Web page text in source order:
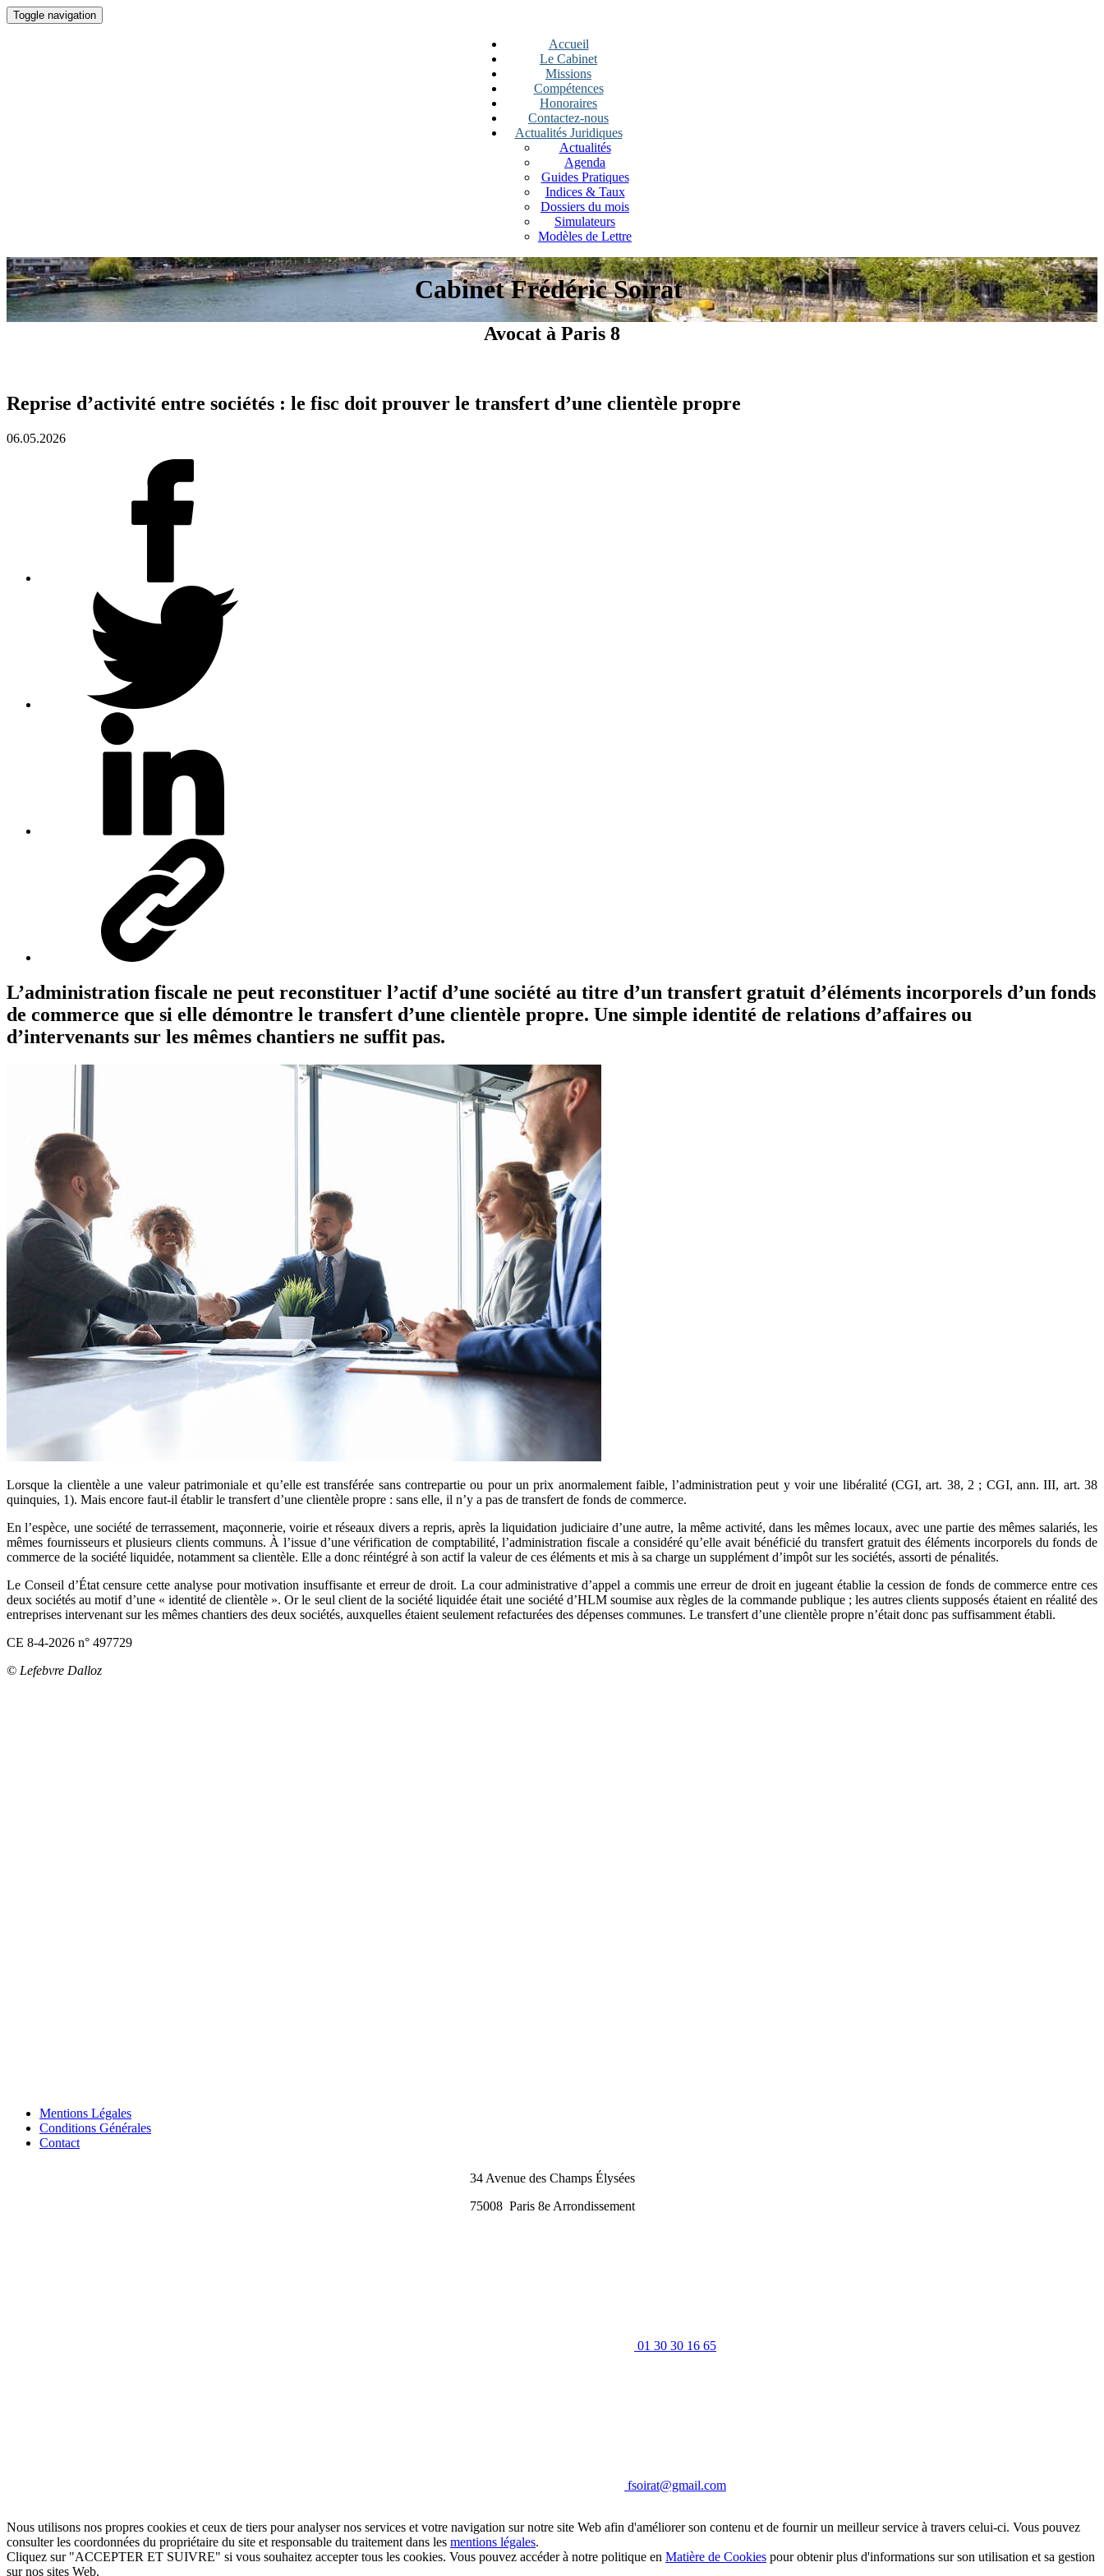
Toggle navigation
Accueil
Le Cabinet
Missions
Compétences
Honoraires
Contactez-nous
Actualités Juridiques
Actualités
Agenda
Guides Pratiques
Indices & Taux
Dossiers du mois
Simulateurs
Modèles de Lettre
Cabinet Frédéric Soirat
Avocat à Paris 8
Reprise d’activité entre sociétés : le fisc doit prouver le transfert d’une clientèle propre
06.05.2026
L’administration fiscale ne peut reconstituer l’actif d’une société au titre d’un transfert gratuit d’éléments incorporels d’un fonds
de commerce que si elle démontre le transfert d’une clientèle propre. Une simple identité de relations d’affaires ou
d’intervenants sur les mêmes chantiers ne suffit pas.
Lorsque la clientèle a une valeur patrimoniale et qu’elle est transférée sans contrepartie ou pour un prix anormalement faible, l’administration peut y voir une libéralité (CGI, art. 38, 2 ; CGI, ann. III, art. 38
quinquies, 1). Mais encore faut-il établir le transfert d’une clientèle propre : sans elle, il n’y a pas de transfert de fonds de commerce.
En l’espèce, une société de terrassement, maçonnerie, voirie et réseaux divers a repris, après la liquidation judiciaire d’une autre, la même activité, dans les mêmes locaux, avec une partie des mêmes salariés, les
mêmes fournisseurs et plusieurs clients communs. À l’issue d’une vérification de comptabilité, l’administration fiscale a considéré qu’elle avait bénéficié du transfert gratuit des éléments incorporels du fonds de
commerce de la société liquidée, notamment sa clientèle. Elle a donc réintégré à son actif la valeur de ces éléments et mis à sa charge un supplément d’impôt sur les sociétés, assorti de pénalités.
Le Conseil d’État censure cette analyse pour motivation insuffisante et erreur de droit. La cour administrative d’appel a commis une erreur de droit en jugeant établie la cession de fonds de commerce entre ces
deux sociétés au motif d’une « identité de clientèle ». Or le seul client de la société liquidée était une société d’HLM soumise aux règles de la commande publique ; les autres clients supposés étaient en réalité des
entreprises intervenant sur les mêmes chantiers des deux sociétés, auxquelles étaient seulement refacturées des dépenses communes. Le transfert d’une clientèle propre n’était donc pas suffisamment établi.
CE 8-4-2026 n° 497729
© Lefebvre Dalloz
Mentions Légales
Conditions Générales
Contact
34 Avenue des Champs Élysées
75008 Paris 8e Arrondissement
01 30 30 16 65
fsoirat@gmail.com
Nous utilisons nos propres cookies et ceux de tiers pour analyser nos services et votre navigation sur notre site Web afin d'améliorer son contenu et de fournir un meilleur service à travers celui-ci. Vous pouvez
consulter les coordonnées du propriétaire du site et responsable du traitement dans les mentions légales.
Cliquez sur "ACCEPTER ET SUIVRE" si vous souhaitez accepter tous les cookies. Vous pouvez accéder à notre politique en Matière de Cookies pour obtenir plus d'informations sur son utilisation et sa gestion
sur nos sites Web.